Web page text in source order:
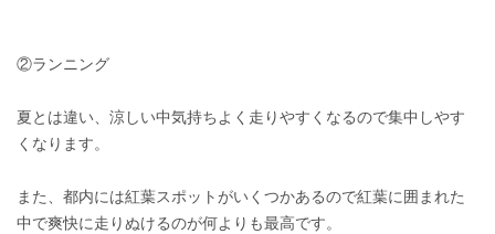
②ランニング
夏とは違い、涼しい中気持ちよく走りやすくなるので集中しやす
くなります。
また、都内には紅葉スポットがいくつかあるので紅葉に囲まれた
中で爽快に走りぬけるのが何よりも最高です。